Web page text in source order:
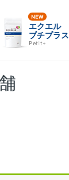
エクエル
プチプラス
Petit+